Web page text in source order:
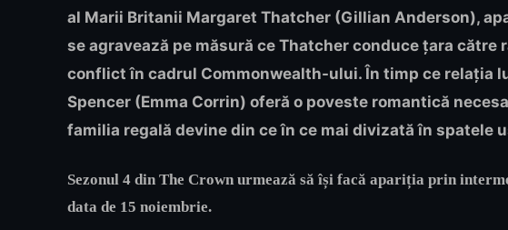
al Marii Britanii Margaret Thatcher (Gillian Anderson),
se agravează pe măsură ce Thatcher conduce țara către
conflict în cadrul Commonwealth-ului. În timp ce relația
Spencer (Emma Corrin) oferă o poveste romantică
familia regală devine din ce în ce mai divizată în spatele
Sezonul 4 din The Crown urmează să își facă apariția prin
data de 15 noiembrie.